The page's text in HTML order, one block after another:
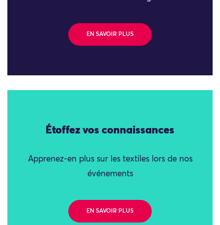
EN SAVOIR PLUS
Étoffez vos connaissances
Apprenez-en plus sur les textiles lors de nos
événements
EN SAVOIR PLUS